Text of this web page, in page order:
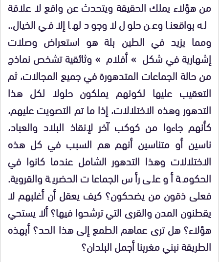
من هؤلاء يملك الحقيقة ويتحدث عن واقع لا علاقة
له بواقعنا وعن حلول لا وجود لها إلا في الخيال..
ومما يزيد في الطين بلة هو استعراض وصلات
إشهارية في شكل » أفلام » وثائقية تشخص نماذج
من حالة الجماعات المتدهورة في جميع المجالات، ثم
التعقيب عليها لكونهم يملكون حلولا لكل هذا
التدهور وهذه الاختلالات، إذا ما تم التصويت عليهم،
كأنهم جاءوا من كوكب آخر لإنقاذ البلاد والعباد،
ناسين أو متناسين أنهم هم السبب في كل هذه
الاختلالات وهذا التدهور الشامل عندما كانوا في
الحكومة أو على رأس الجماعات الحضرية والقروية.
فعلى ذقون من يضحكون؟ كيف يعقل أن أغلبهم لا
يقطنون المدن والقرى التي ترشحوا فيها؟ ألا يستحي
هؤلاء؟ هل ترى عماهم الطمع إلى هذا الحد؟ أبهذه
الطريقة نبني مغربنا أجمل البلدان؟